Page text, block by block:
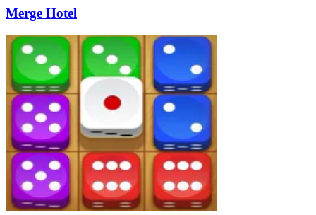
Merge Hotel